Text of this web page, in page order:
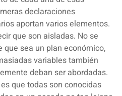
declaraciones
aportan varios elementos.
que son aisladas. No se
sea un plan económico,
variables también
deban ser abordadas.
que todas son conocidas